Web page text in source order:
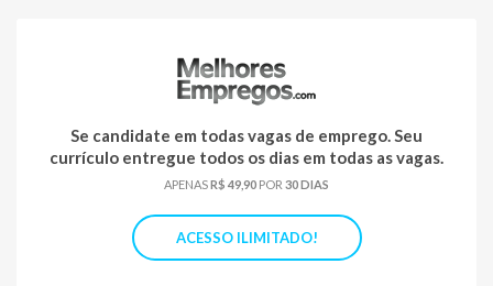
Se candidate em todas vagas de emprego. Seu
currículo entregue todos os dias em todas as vagas.
APENASR$ 49,90 POR 30 DIAS
ACESSO ILIMITADO!